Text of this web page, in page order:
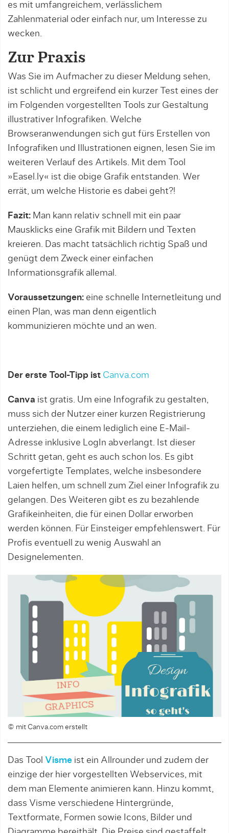
es mit umfangreichem, verlässlichem
Zahlenmaterial oder einfach nur, um Interesse zu
wecken.
Zur Praxis
Was Sie im Aufmacher zu dieser Meldung sehen,
ist schlicht und ergreifend ein kurzer Test eines der
im Folgenden vorgestellten Tools zur Gestaltung
illustrativer Infografiken. Welche
Browseranwendungen sich gut fürs Erstellen von
Infografiken und Illustrationen eignen, lesen Sie im
weiteren Verlauf des Artikels. Mit dem Tool
»Easel.ly« ist die obige Grafik entstanden. Wer
errät, um welche Historie es dabei geht?!
Fazit: Man kann relativ schnell mit ein paar
Mausklicks eine Grafik mit Bildern und Texten
kreieren. Das macht tatsächlich richtig Spaß und
genügt dem Zweck einer einfachen
Informationsgrafik allemal.
Voraussetzungen: eine schnelle Internetleitung und
einen Plan, was man denn eigentlich
kommunizieren möchte und an wen.
Der erste Tool-Tipp ist Canva.com
Canva ist gratis. Um eine Infografik zu gestalten,
muss sich der Nutzer einer kurzen Registrierung
unterziehen, die einem lediglich eine E-Mail-
Adresse inklusive LogIn abverlangt. Ist dieser
Schritt getan, geht es auch schon los. Es gibt
vorgefertigte Templates, welche insbesondere
Laien helfen, um schnell zum Ziel einer Infografik zu
gelangen. Des Weiteren gibt es zu bezahlende
Grafikeinheiten, die für einen Dollar erworben
werden können. Für Einsteiger empfehlenswert. Für
Profis eventuell zu wenig Auswahl an
Designelementen.
© mit Canva.com erstellt
Das Tool Visme ist ein Allrounder und zudem der
einzige der hier vorgestellten Webservices, mit
dem man Elemente animieren kann. Hinzu kommt,
dass Visme verschiedene Hintergründe,
Textformate, Formen sowie Icons, Bilder und